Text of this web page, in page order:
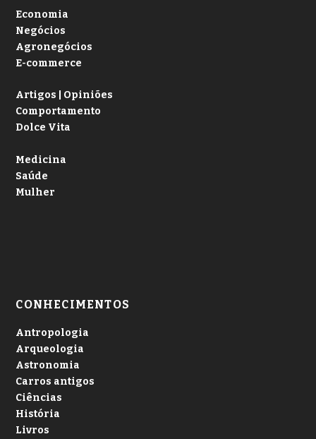
Economia
Negócios
Agronegócios
E-commerce
Artigos | Opiniões
Comportamento
Dolce Vita
Medicina
Saúde
Mulher
CONHECIMENTOS
Antropologia
Arqueologia
Astronomia
Carros antigos
Ciências
História
Livros